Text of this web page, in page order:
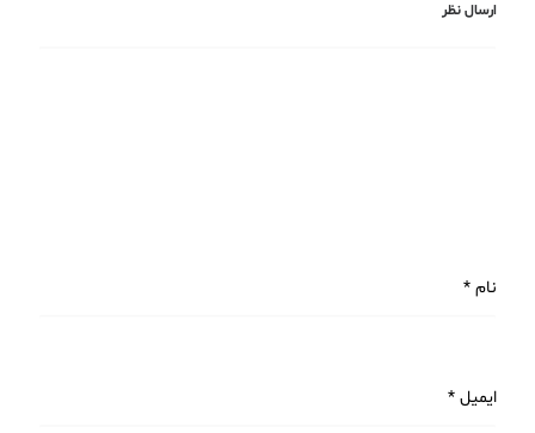
ارسال نظر
نام *
ایمیل *